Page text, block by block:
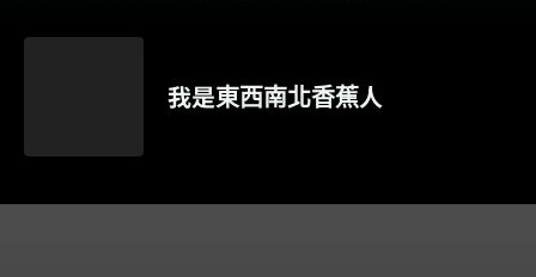
我是東西南北香蕉人